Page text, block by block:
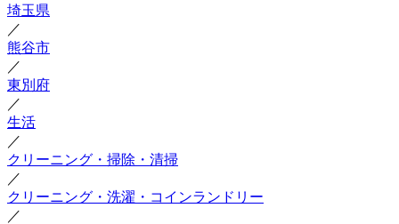
埼玉県
／
熊谷市
／
東別府
／
生活
／
クリーニング・掃除・清掃
／
クリーニング・洗濯・コインランドリー
／